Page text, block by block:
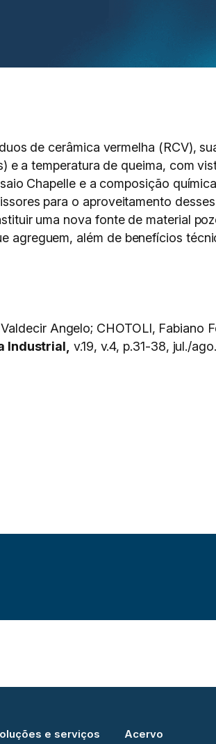
de cerâmica vermelha (RCV),
e a temperatura de queima, com
Chapelle e a composição
para o aproveitamento
uma nova fonte de material
agreguem, além de benefícios
Angelo; CHOTOLI, Fabiano
Industrial, v.19, v.4, p.31-38, jul./
e serviços Acervo